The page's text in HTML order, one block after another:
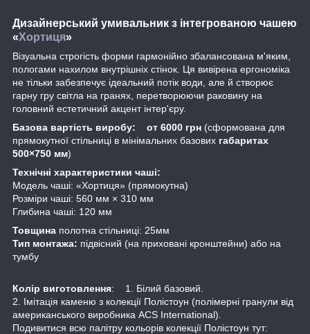
Дизайнерський умивальник з інтегрованою чашею
«Хортиця»
Візуальна строгість форми гармонійно збалансована м'яким,
пологами нахилом внутрішніх стінок. Ця вивірена ергономіка
не тільки забезпечує ідеальний потік води, але й створює
гарну гру світла на гранях, перетворюючи раковину на
головний естетичний акцент інтер'єру.
Базова вартість виробу: от 6000 грн (сформована для
прямокутної стільниці в мінімальних базових габаритах
500×750 мм)
Технічні характеристики чаші:
Модель чаші: «Хортиця» (прямокутна)
Розміри чаші: 560 мм × 310 мм
Глибина чаші: 120 мм
Товщина полотна стільниці: 25мм
Тип монтажа: підвісний (на приховані кронштейни) або на
тумбу
Колір виготовлення: 1. Білий базовий.
2. Імітація каменю з колекції Полістоун (полімерні гранули від
американського виробника ACS International).
Подивитися всю палітру кольорів колекції Полістоун тут: